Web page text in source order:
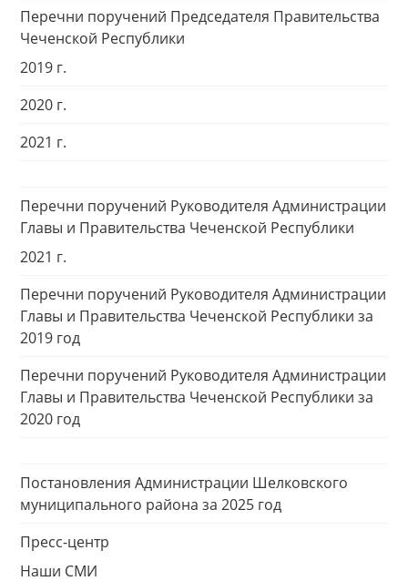
Перечни поручений Председателя Правительства
Чеченской Республики
2019 г.
2020 г.
2021 г.
Перечни поручений Руководителя Администрации
Главы и Правительства Чеченской Республики
2021 г.
Перечни поручений Руководителя Администрации
Главы и Правительства Чеченской Республики за
2019 год
Перечни поручений Руководителя Администрации
Главы и Правительства Чеченской Республики за
2020 год
Постановления Администрации Шелковского
муниципального района за 2025 год
Пресс-центр
Наши СМИ